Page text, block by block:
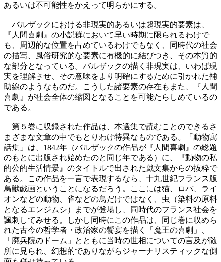
あるいは不可能性をかえって明らかにする。
バルザックにおける非現実的あるいは超現実的要素は、
『人間喜劇』の小説群において早い時期に限られるわけで
も、周辺的な位置を占めているわけでもなく、同時代の社会
の描写、風俗研究的な要素に有機的に結びつき、その本質的
な部分となっている。バルザックの描く非現実は、いわば現
実を理解させ、その意味をより明確にするために引かれた補
助線のようなものだ。こうした諸要素の存在もまた、『人間
喜劇』が社会全体の縮図となることを可能たらしめているの
である。
第５巻に収録された作品は、本選集で読むことのできるさ
まざまな文章の中でもとりわけ特異なものである。「動物寓
話集」は、1842年（バルザックの作品が『人間喜劇』の総題
のもとに出版され始めたのと同じ年である）に、『動物の私
的公的生活情景』のタイトルで出された戯文集からの抜粋で
ある。この作品を一言で表現するなら、十九世紀フランス版
鳥獣戯画ということになるだろう。ここには猫、ロバ、ライ
オンなどの動物、雀などの鳥だけではなく、虫（染料の原料
となるエンジムシ）までが登場し、同時代のフランス社会を
諷刺してみせる。しかし同時にこの作品は、同じ巻に収めら
れた古今の哲学者・政治家の饗宴を描く「魔王の喜劇」、
「廃兵院のドーム」とともに当時の世相についての言及が随
所に見られ、幻想的でありながらジャーナリスティックな側